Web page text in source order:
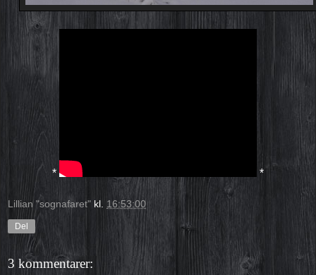
* *
Lillian "sognafaret" kl. 16:53:00
Del
3 kommentarer: